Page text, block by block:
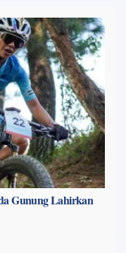
Gunung Lahirkan